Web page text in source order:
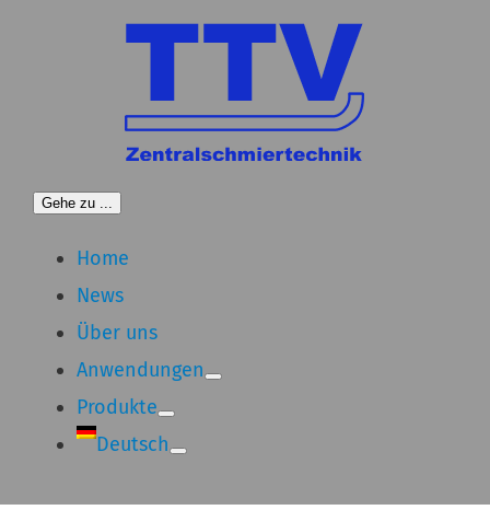
Gehe zu ...
Home
News
Über uns
Anwendungen
Produkte
Deutsch